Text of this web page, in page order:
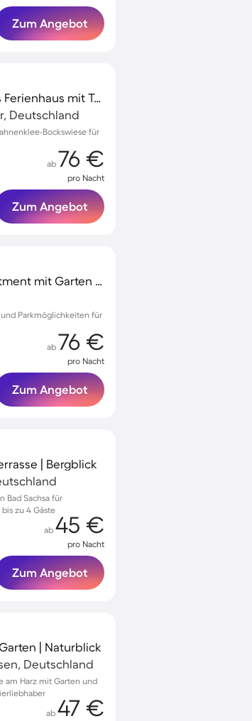
Zum Angebot
Familienorientiertes weiträumiges Ferienhaus mit Terrasse und Garten | Haustierfreundlich
Deutschland
Bockswiese für
ab 76 €
pro Nacht
Zum Angebot
Kinderfreundliches schönes Apartment mit Garten und Grill
Parkmöglichkeiten für
ab 76 €
pro Nacht
Zum Angebot
| Bergblick
Bad Sachsa für
zu 4 Gäste
ab 45 €
pro Nacht
Zum Angebot
| Naturblick
Deutschland
am Harz mit Garten und
ab 47 €